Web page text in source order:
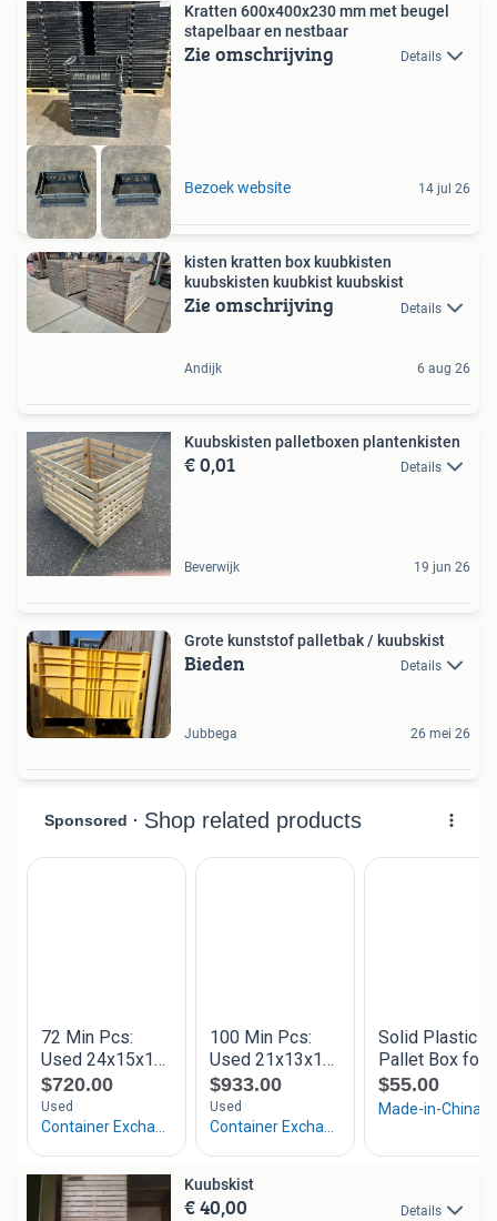
Kratten 600x400x230 mm met beugel
stapelbaar en nestbaar
Zie omschrijving Details
Bezoek website 14 jul 26
kisten kratten box kuubkisten
kuubskisten kuubkist kuubskist
Zie omschrijving Details
Andijk 6 aug 26
Kuubskisten palletboxen plantenkisten
€ 0,01 Details
Beverwijk 19 jun 26
Grote kunststof palletbak / kuubskist
Bieden Details
Jubbega 26 mei 26
Kuubskist
€ 40,00 Details